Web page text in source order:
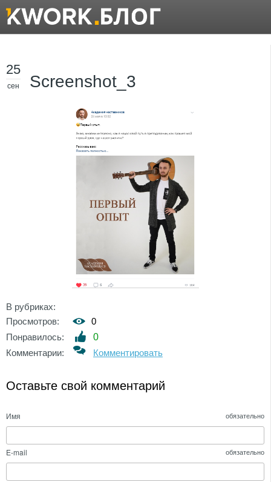
25
сен Screenshot_3
В рубриках:
Просмотров:
0
Понравилось:
0
Комментарии:
Комментировать
Оставьте свой комментарий
Имя обязательно
E-mail обязательно